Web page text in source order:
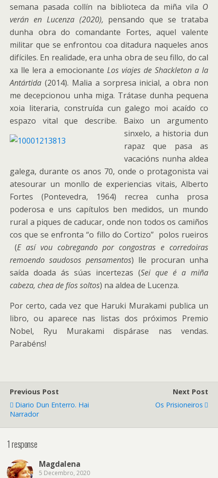
semana pasada collín na biblioteca da miña vila O
verán en Lucenza (2020), pensando que se trataba
dunha obra do comandante Fortes, aquel valente
militar que se enfrontou coa ditadura naqueles anos
difíciles. En realidade, era unha obra de seu fillo, do cal
xa lle lera a emocionante Los viajes de Shackleton a la
Antártida (2014). Malia a sorpresa inicial, a obra non
me decepcionou unha miga. Trátase dunha pequena
xoia literaria, construída cun galego moi acaído co
espazo vital que describe. Baixo un argumento
sinxelo, a historia dun
rapaz que pasa as
vacacións nunha aldea
galega, durante os anos 70, onde o protagonista vai
atesourar un monllo de experiencias vitais, Alberto
Fortes (Pontevedra, 1964) recrea cunha prosa
poderosa e uns capítulos ben medidos, un mundo
rural a piques de caducar, onde non todos os camiños
cos que se enfronta “o fillo do Cortizo” polos rueiros
(E así vou cobregando por congostras e corredoiras
remoendo saudosos pensamentos) lle procuran unha
saída doada ás súas incertezas (Sei que é a miña
cabeza, chea de fíos soltos) na aldea de Lucenza.
Por certo, cada vez que Haruki Murakami publica un
libro, ou aparece nas listas dos próximos Premio
Nobel, Ryu Murakami dispárase nas vendas.
Parabéns!
Previous Post
Diario Dun Enterro. Hai
Narrador
Next Post
Os Prisioneiros
1 response
Magdalena
5 Decembro, 2020